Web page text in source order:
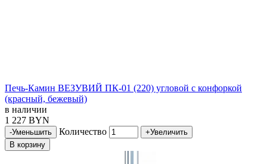
Печь-Камин ВЕЗУВИЙ ПК-01 (220) угловой с конфоркой
(красный, бежевый)
в наличии
1 227 BYN
-Уменьшить Количество +Увеличить
В корзину